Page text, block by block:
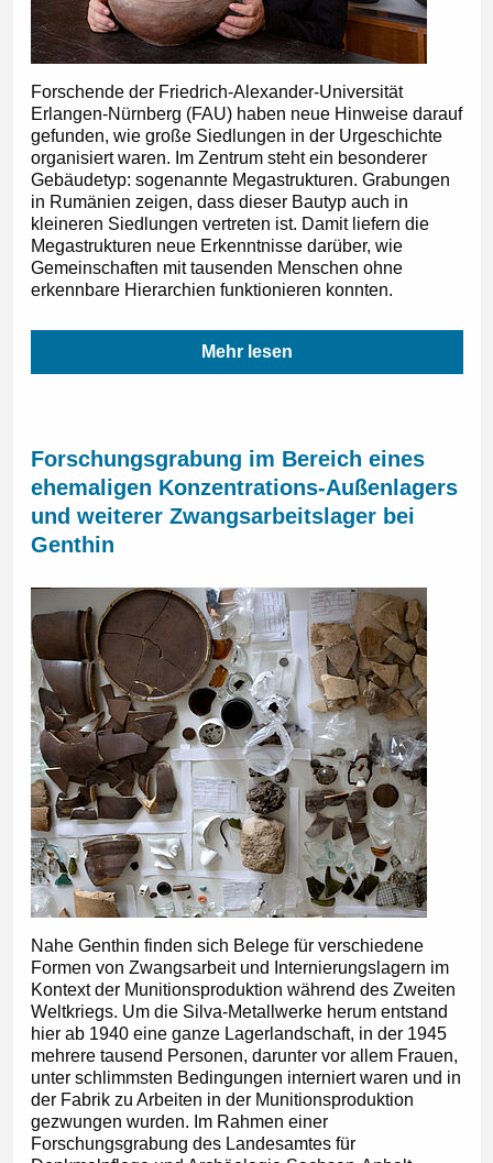
Forschende der Friedrich-Alexander-Universität
Erlangen-Nürnberg (FAU) haben neue Hinweise darauf
gefunden, wie große Siedlungen in der Urgeschichte
organisiert waren. Im Zentrum steht ein besonderer
Gebäudetyp: sogenannte Megastrukturen. Grabungen
in Rumänien zeigen, dass dieser Bautyp auch in
kleineren Siedlungen vertreten ist. Damit liefern die
Megastrukturen neue Erkenntnisse darüber, wie
Gemeinschaften mit tausenden Menschen ohne
erkennbare Hierarchien funktionieren konnten.
Mehr lesen
Forschungsgrabung im Bereich eines
ehemaligen Konzentrations-Außenlagers
und weiterer Zwangsarbeitslager bei
Genthin
Nahe Genthin finden sich Belege für verschiedene
Formen von Zwangsarbeit und Internierungslagern im
Kontext der Munitionsproduktion während des Zweiten
Weltkriegs. Um die Silva-Metallwerke herum entstand
hier ab 1940 eine ganze Lagerlandschaft, in der 1945
mehrere tausend Personen, darunter vor allem Frauen,
unter schlimmsten Bedingungen interniert waren und in
der Fabrik zu Arbeiten in der Munitionsproduktion
gezwungen wurden. Im Rahmen einer
Forschungsgrabung des Landesamtes für